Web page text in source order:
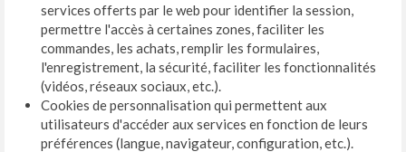
services offerts par le web pour identifier la session,
permettre l'accès à certaines zones, faciliter les
commandes, les achats, remplir les formulaires,
l'enregistrement, la sécurité, faciliter les fonctionnalités
(vidéos, réseaux sociaux, etc.).
Cookies de personnalisation qui permettent aux
utilisateurs d'accéder aux services en fonction de leurs
préférences (langue, navigateur, configuration, etc.).